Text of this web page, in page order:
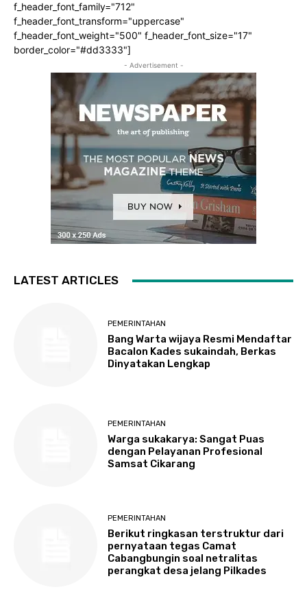
f_header_font_family="712"
f_header_font_transform="uppercase"
f_header_font_weight="500" f_header_font_size="17"
border_color="#dd3333"]
- Advertisement -
LATEST ARTICLES
PEMERINTAHAN
Bang Warta wijaya Resmi Mendaftar
Bacalon Kades sukaindah, Berkas
Dinyatakan Lengkap
PEMERINTAHAN
Warga sukakarya: Sangat Puas
dengan Pelayanan Profesional
Samsat Cikarang
PEMERINTAHAN
Berikut ringkasan terstruktur dari
pernyataan tegas Camat
Cabangbungin soal netralitas
perangkat desa jelang Pilkades